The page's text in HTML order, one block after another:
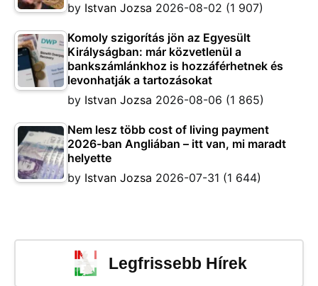
by Istvan Jozsa 2026-08-02 (1 907)
Komoly szigorítás jön az Egyesült
Királyságban: már közvetlenül a
bankszámlánkhoz is hozzáférhetnek és
levonhatják a tartozásokat
by Istvan Jozsa 2026-08-06 (1 865)
Nem lesz több cost of living payment
2026-ban Angliában – itt van, mi maradt
helyette
by Istvan Jozsa 2026-07-31 (1 644)
Legfrissebb Hírek